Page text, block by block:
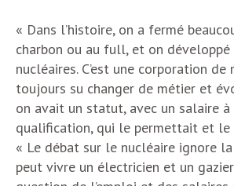
« Dans l’histoire, on a fermé
charbon ou au full, et on
nucléaires. C’est une corporation
toujours su changer de métier et
on avait un statut, avec un salaire
qualification, qui le permettait et le
« Le débat sur le nucléaire ignore
peut vivre un électricien et un gazier